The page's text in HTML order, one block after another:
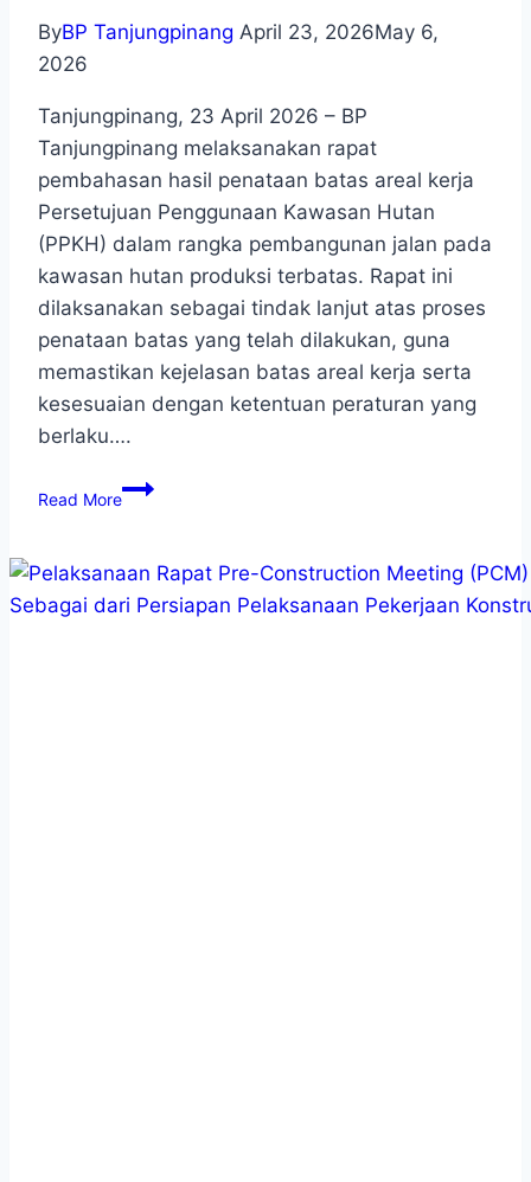
ByBP Tanjungpinang April 23, 2026May 6,
2026
Tanjungpinang, 23 April 2026 – BP
Tanjungpinang melaksanakan rapat
pembahasan hasil penataan batas areal kerja
Persetujuan Penggunaan Kawasan Hutan
(PPKH) dalam rangka pembangunan jalan pada
kawasan hutan produksi terbatas. Rapat ini
dilaksanakan sebagai tindak lanjut atas proses
penataan batas yang telah dilakukan, guna
memastikan kejelasan batas areal kerja serta
kesesuaian dengan ketentuan peraturan yang
berlaku….
Read More